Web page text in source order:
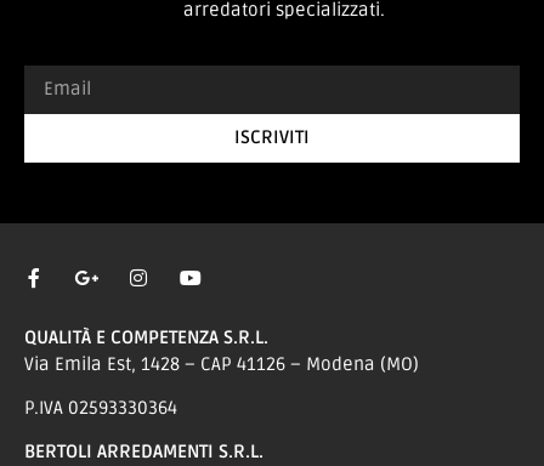
arredatori specializzati.
ISCRIVITI
QUALITÀ E COMPETENZA S.R.L.
Via Emila Est, 1428 – CAP 41126 – Modena (MO)
P.IVA 02593330364
BERTOLI ARREDAMENTI S.R.L.